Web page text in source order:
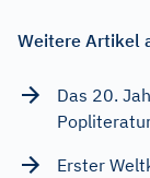
Weitere Artikel
Das 20.
Erster